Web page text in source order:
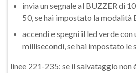
invia un segnale al BUZZER di
50, se hai impostato la modalità
accendi e spegni il led verde
millisecondi, se hai impostato le
linee 221-235: se il salvataggio non